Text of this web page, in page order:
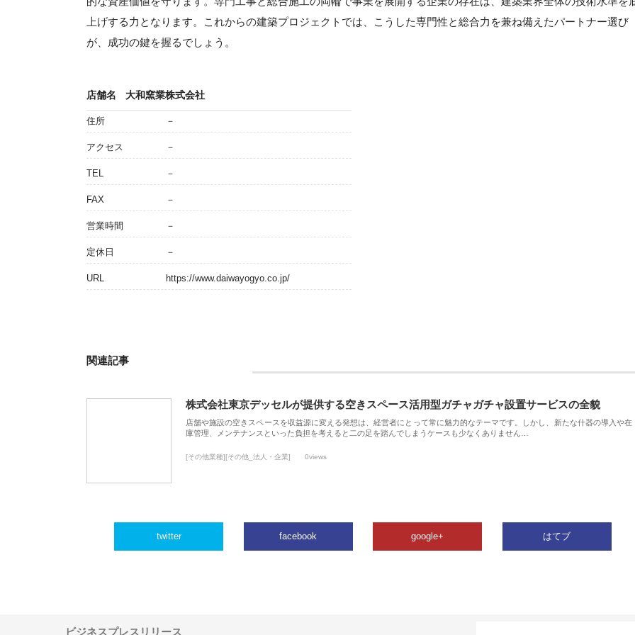
上げする力となります。これからの建築プロジェクトでは、こうした専門性と総合力を兼ね備えたパートナー選び
が、成功の鍵を握るでしょう。
店舗名 大和窯業株式会社
住所 －
アクセス －
TEL －
FAX －
営業時間 －
定休日 －
URL https://www.daiwayogyo.co.jp/
関連記事
株式会社東京デッセルが提供する空きスペース活用型ガチャガチャ設置サービスの全貌
店舗や施設の空きスペースを収益源に変える発想は、経営者にとって常に魅力的なテーマです。しかし、新たな什器の導入や在
庫管理、メンテナンスといった負担を考えると二の足を踏んでしまうケースも少なくありません…
[その他業種][その他_法人・企業] 0views
twitter facebook google+ はてブ
ビジネスプレスリリース